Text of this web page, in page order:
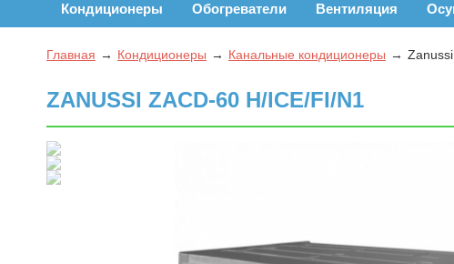
Кондиционеры Обогреватели Вентиляция
Главная Кондиционеры Канальные кондиционеры
ZANUSSI ZACD-60 H/ICE/FI/N1